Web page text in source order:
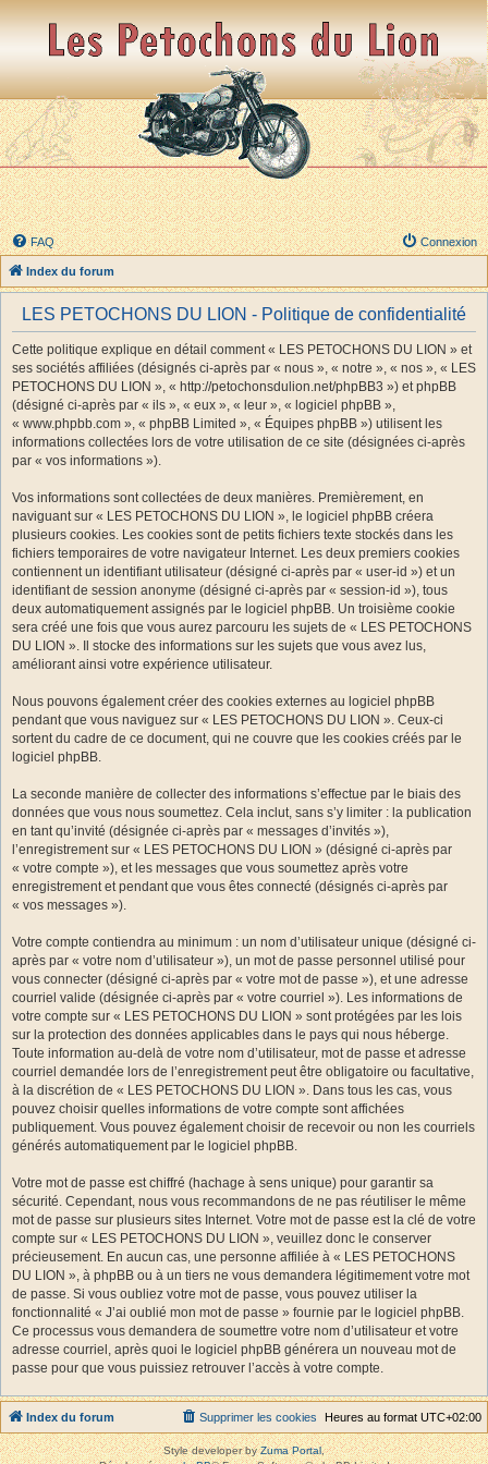
FAQ Connexion
Index du forum
LES PETOCHONS DU LION - Politique de confidentialité
Cette politique explique en détail comment « LES PETOCHONS DU LION » et
ses sociétés affiliées (désignés ci-après par « nous », « notre », « nos », « LES
PETOCHONS DU LION », « http://petochonsdulion.net/phpBB3 ») et phpBB
(désigné ci-après par « ils », « eux », « leur », « logiciel phpBB »,
« www.phpbb.com », « phpBB Limited », « Équipes phpBB ») utilisent les
informations collectées lors de votre utilisation de ce site (désignées ci-après
par « vos informations »).
Vos informations sont collectées de deux manières. Premièrement, en
naviguant sur « LES PETOCHONS DU LION », le logiciel phpBB créera
plusieurs cookies. Les cookies sont de petits fichiers texte stockés dans les
fichiers temporaires de votre navigateur Internet. Les deux premiers cookies
contiennent un identifiant utilisateur (désigné ci-après par « user-id ») et un
identifiant de session anonyme (désigné ci-après par « session-id »), tous
deux automatiquement assignés par le logiciel phpBB. Un troisième cookie
sera créé une fois que vous aurez parcouru les sujets de « LES PETOCHONS
DU LION ». Il stocke des informations sur les sujets que vous avez lus,
améliorant ainsi votre expérience utilisateur.
Nous pouvons également créer des cookies externes au logiciel phpBB
pendant que vous naviguez sur « LES PETOCHONS DU LION ». Ceux-ci
sortent du cadre de ce document, qui ne couvre que les cookies créés par le
logiciel phpBB.
La seconde manière de collecter des informations s’effectue par le biais des
données que vous nous soumettez. Cela inclut, sans s’y limiter : la publication
en tant qu’invité (désignée ci-après par « messages d’invités »),
l’enregistrement sur « LES PETOCHONS DU LION » (désigné ci-après par
« votre compte »), et les messages que vous soumettez après votre
enregistrement et pendant que vous êtes connecté (désignés ci-après par
« vos messages »).
Votre compte contiendra au minimum : un nom d’utilisateur unique (désigné ci-
après par « votre nom d’utilisateur »), un mot de passe personnel utilisé pour
vous connecter (désigné ci-après par « votre mot de passe »), et une adresse
courriel valide (désignée ci-après par « votre courriel »). Les informations de
votre compte sur « LES PETOCHONS DU LION » sont protégées par les lois
sur la protection des données applicables dans le pays qui nous héberge.
Toute information au-delà de votre nom d’utilisateur, mot de passe et adresse
courriel demandée lors de l’enregistrement peut être obligatoire ou facultative,
à la discrétion de « LES PETOCHONS DU LION ». Dans tous les cas, vous
pouvez choisir quelles informations de votre compte sont affichées
publiquement. Vous pouvez également choisir de recevoir ou non les courriels
générés automatiquement par le logiciel phpBB.
Votre mot de passe est chiffré (hachage à sens unique) pour garantir sa
sécurité. Cependant, nous vous recommandons de ne pas réutiliser le même
mot de passe sur plusieurs sites Internet. Votre mot de passe est la clé de votre
compte sur « LES PETOCHONS DU LION », veuillez donc le conserver
précieusement. En aucun cas, une personne affiliée à « LES PETOCHONS
DU LION », à phpBB ou à un tiers ne vous demandera légitimement votre mot
de passe. Si vous oubliez votre mot de passe, vous pouvez utiliser la
fonctionnalité « J’ai oublié mon mot de passe » fournie par le logiciel phpBB.
Ce processus vous demandera de soumettre votre nom d’utilisateur et votre
adresse courriel, après quoi le logiciel phpBB générera un nouveau mot de
passe pour que vous puissiez retrouver l’accès à votre compte.
Index du forum Heures au format UTC+02:00
Supprimer les cookies
Style developer byZuma Portal,